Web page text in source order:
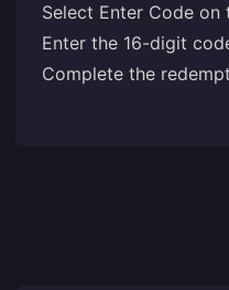
Select Enter Code
Enter the 16-digit
Complete the